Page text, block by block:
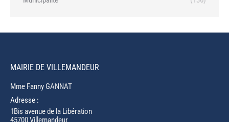
MAIRIE DE VILLEMANDEUR
Mme Fanny GANNAT
Adresse :
1Bis avenue de la Libération
45700 Villemandeur